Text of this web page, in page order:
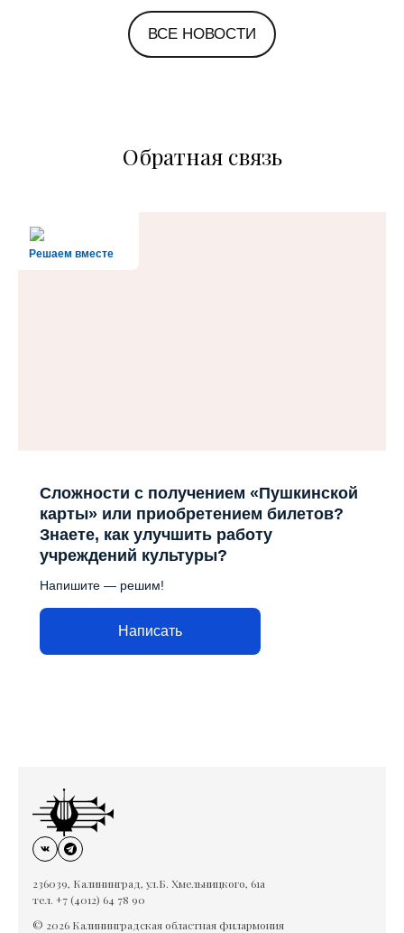
Петербурге и Ярославле
ВСЕ НОВОСТИ
Обратная связь
Решаем вместе
Сложности с получением «Пушкинской
карты» или приобретением билетов?
Знаете, как улучшить работу
учреждений культуры?
Напишите — решим!
Написать
236039, Калининград, ул.Б. Хмельницкого, 61а
тел. +7 (4012) 64 78 90
© 2026 Калининградская областная филармония